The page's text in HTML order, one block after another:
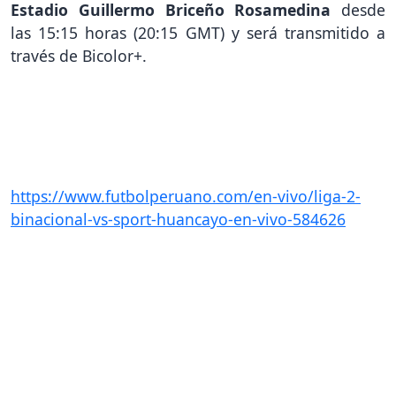
Estadio Guillermo Briceño Rosamedina desde
las 15:15 horas (20:15 GMT) y será transmitido a
través de Bicolor+.
https://www.futbolperuano.com/en-vivo/liga-2-
binacional-vs-sport-huancayo-en-vivo-584626